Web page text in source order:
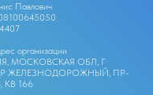
Павлович
организации
МОСКОВСКАЯ ОБЛ, Г
ЖЕЛЕЗНОДОРОЖНЫЙ, ПР-
КВ 166